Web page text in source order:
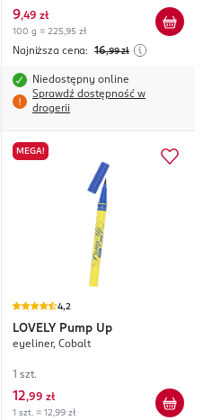
9,49 zł
100 g = 225,95 zł
Najniższa cena: 16,99 zł
Niedostępny online
Sprawdź dostępność w
drogerii
MEGA!
4,2
LOVELY Pump Up
eyeliner, Cobalt
1 szt.
12,99 zł
1 szt. = 12,99 zł